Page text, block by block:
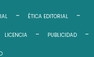
ÉTICA EDITORIAL
LICENCIA PUBLICIDAD